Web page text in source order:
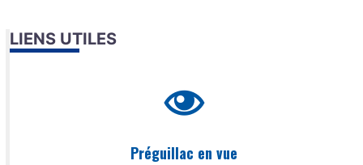
LIENS UTILES
Préguillac en vue